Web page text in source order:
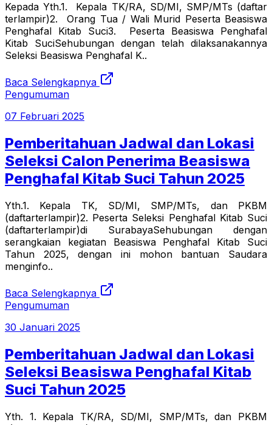
Kepada Yth.1. Kepala TK/RA, SD/MI, SMP/MTs (daftar
terlampir)2. Orang Tua / Wali Murid Peserta Beasiswa
Penghafal Kitab Suci3. Peserta Beasiswa Penghafal
Kitab SuciSehubungan dengan telah dilaksanakannya
Seleksi Beasiswa Penghafal K..
Baca Selengkapnya
Pengumuman
07 Februari 2025
Pemberitahuan Jadwal dan Lokasi
Seleksi Calon Penerima Beasiswa
Penghafal Kitab Suci Tahun 2025
Yth.1. Kepala TK, SD/MI, SMP/MTs, dan PKBM
(daftarterlampir)2. Peserta Seleksi Penghafal Kitab Suci
(daftarterlampir)di SurabayaSehubungan dengan
serangkaian kegiatan Beasiswa Penghafal Kitab Suci
Tahun 2025, dengan ini mohon bantuan Saudara
menginfo..
Baca Selengkapnya
Pengumuman
30 Januari 2025
Pemberitahuan Jadwal dan Lokasi
Seleksi Beasiswa Penghafal Kitab
Suci Tahun 2025
Yth. 1. Kepala TK/RA, SD/MI, SMP/MTs, dan PKBM